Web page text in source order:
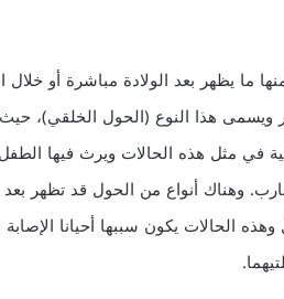
ما يظهر بعد الولادة مباشرة أو خلال
ويسمى هذا النوع (الحول الخلقي)،
في مثل هذه الحالات ويرث فيها
وهناك أنواع من الحول قد تظهر
الحالات يكون سببها أحيانا